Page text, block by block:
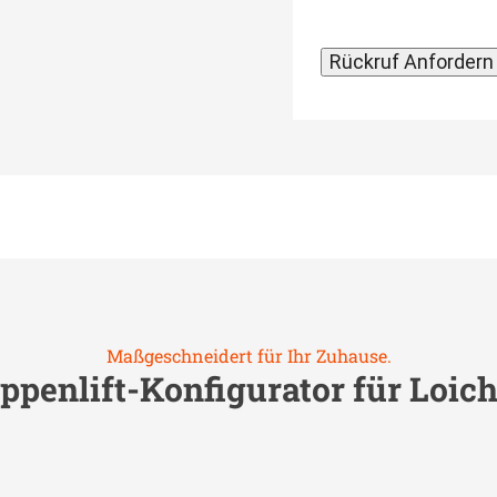
Maßgeschneidert für Ihr Zuhause.
Konfigurator für